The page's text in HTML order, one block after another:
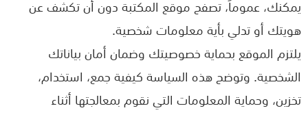
يمكنك، عموماً، تصفح موقع المكتبة دون أن تكشف عن
هويتك أو تدلي بأية معلومات شخصية.
يلتزم الموقع بحماية خصوصيتك وضمان أمان بياناتك
الشخصية. وتوضح هذه السياسة كيفية جمع، استخدام،
تخزين، وحماية المعلومات التي نقوم بمعالجتها أثناء